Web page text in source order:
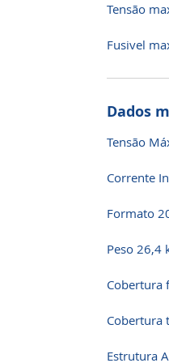
Tensão
Fusivel
Dados
Tensão
Corrente
Formato
Peso 26,4
Cobertura
Cobertura
Estrutura